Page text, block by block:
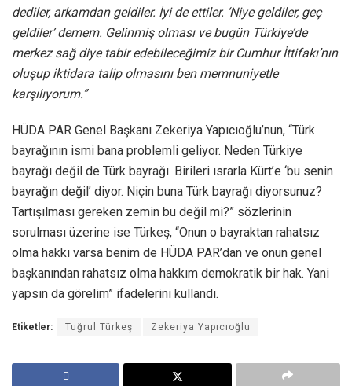
dediler, arkamdan geldiler. İyi de ettiler. ‘Niye geldiler, geç
geldiler’ demem. Gelinmiş olması ve bugün Türkiye’de
merkez sağ diye tabir edebileceğimiz bir Cumhur İttifakı’nın
oluşup iktidara talip olmasını ben memnuniyetle
karşılıyorum.”
HÜDA PAR Genel Başkanı Zekeriya Yapıcıoğlu’nun, “Türk
bayrağının ismi bana problemli geliyor. Neden Türkiye
bayrağı değil de Türk bayrağı. Birileri ısrarla Kürt’e ‘bu senin
bayrağın değil’ diyor. Niçin buna Türk bayrağı diyorsunuz?
Tartışılması gereken zemin bu değil mi?” sözlerinin
sorulması üzerine ise Türkeş, “Onun o bayraktan rahatsız
olma hakkı varsa benim de HÜDA PAR’dan ve onun genel
başkanından rahatsız olma hakkım demokratik bir hak. Yani
yapsın da görelim” ifadelerini kullandı.
Etiketler: Tuğrul Türkeş Zekeriya Yapıcıoğlu